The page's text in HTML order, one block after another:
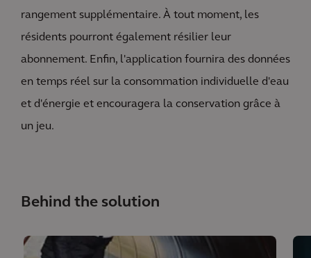
rangement supplémentaire. À tout moment, les
résidents pourront également résilier leur
abonnement. Enfin, l'application fournira des données
en temps réel sur la consommation individuelle d'eau
et d'énergie et encouragera la conservation grâce à
un jeu.
Behind the solution